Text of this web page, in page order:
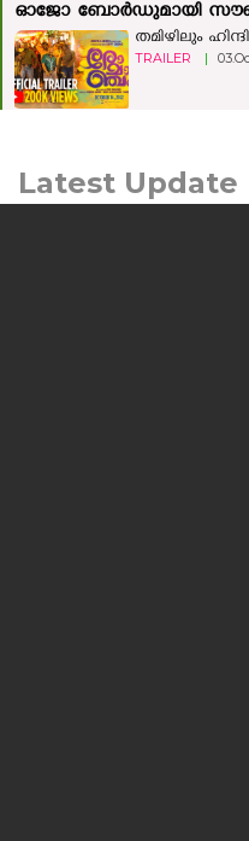
ഓജോ ബോര്‍ഡുമായി
തമിഴിലും
TRAILER |
Latest Update